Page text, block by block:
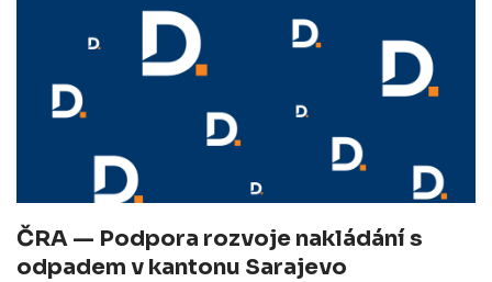
ČRA — Podpora rozvoje nakládání s
odpadem v kantonu Sarajevo